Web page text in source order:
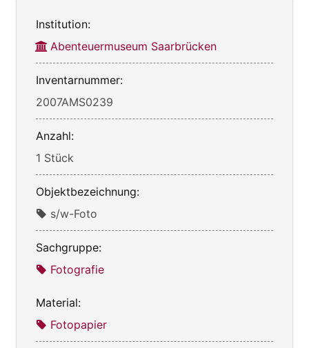
Institution:
Abenteuermuseum Saarbrücken
Inventarnummer:
2007AMS0239
Anzahl:
1 Stück
Objektbezeichnung:
s/w-Foto
Sachgruppe:
Fotografie
Material:
Fotopapier